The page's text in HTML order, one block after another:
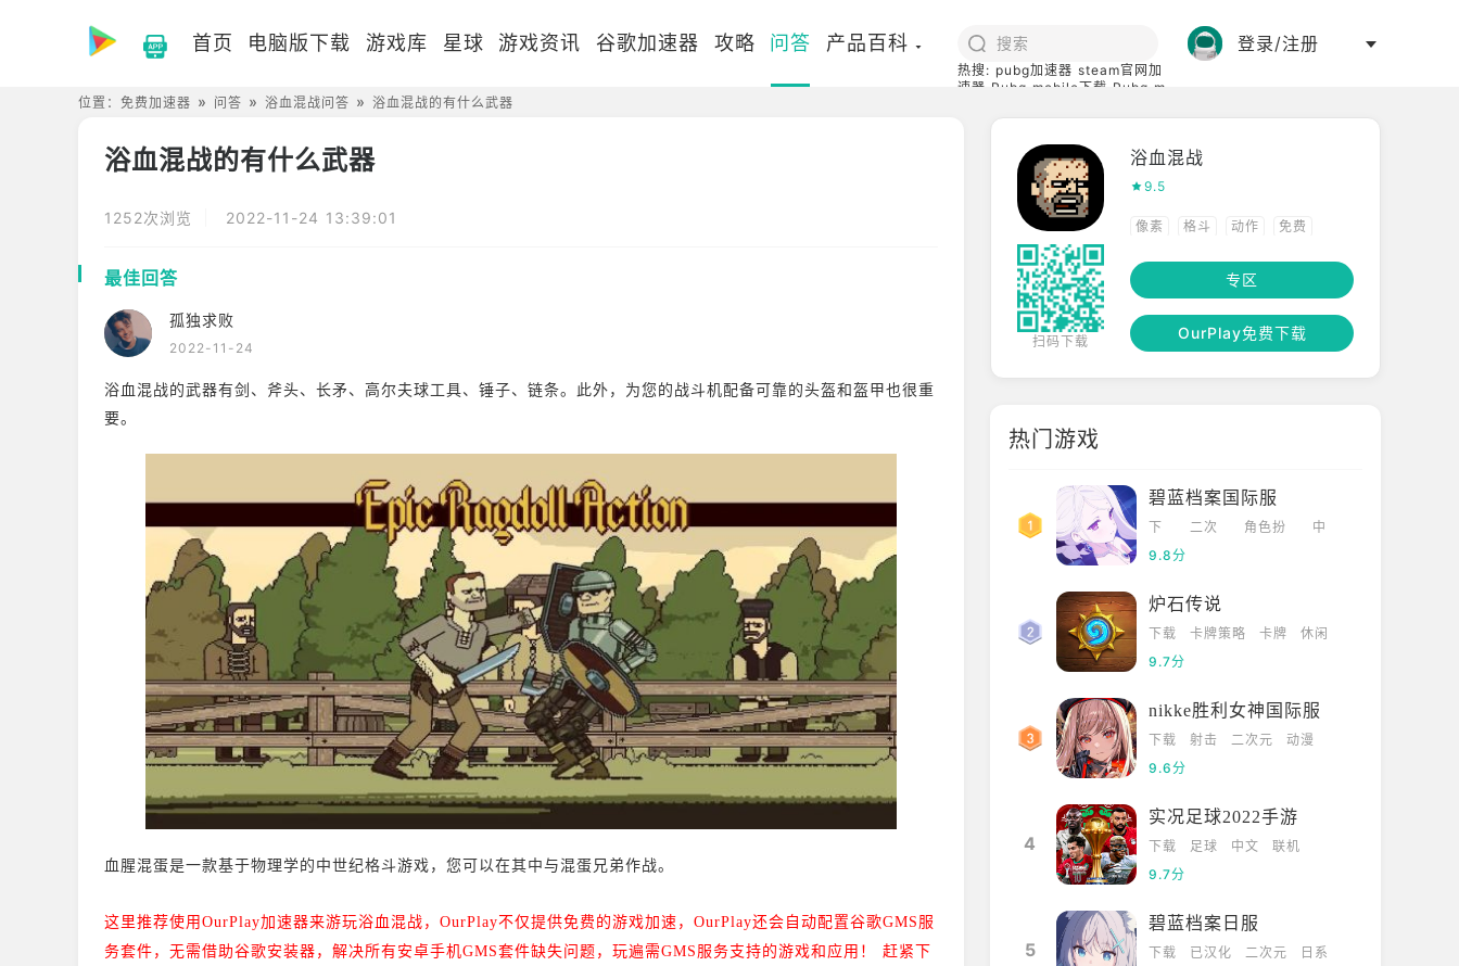
首页 电脑版下载 游戏库 星球 游戏资讯 谷歌加速器 攻略 问答 产品百科
热搜: pubg加速器 steam官网加
速器 Pubg mobile下载 Pubg m
登录/注册
位置： 免费加速器 问答 浴血混战问答 浴血混战的有什么武器
浴血混战的有什么武器
1252次浏览 2022-11-24 13:39:01
最佳回答
孤独求败
2022-11-24
浴血混战的武器有剑、斧头、长矛、高尔夫球工具、锤子、链条。此外，为您的战斗机配备可靠的头盔和盔甲也很重
要。
血腥混蛋是一款基于物理学的中世纪格斗游戏，您可以在其中与混蛋兄弟作战。
这里推荐使用OurPlay加速器来游玩浴血混战， OurPlay不仅提供免费的游戏加速， OurPlay还会自动配置谷歌GMS服
务套件，无需借助谷歌安装器，解决所有安卓手机GMS套件缺失问题，玩遍需GMS服务支持的游戏和应用！ 赶紧下
扫码下载
浴血混战
9.5
像素 格斗 动作 免费
横版格斗
专区
OurPlay免费下载
热门游戏
碧蓝档案国际服
下
二次
角色扮
中
9.8分
炉石传说
下载 卡牌策略 卡牌
休闲
9.7分
nikke胜利女神国际服
下载 射击 二次元
动漫
9.6分
4
实况足球2022手游
下载 足球 中文
联机
9.7分
5
碧蓝档案日服
下载 已汉化 二次元
日系